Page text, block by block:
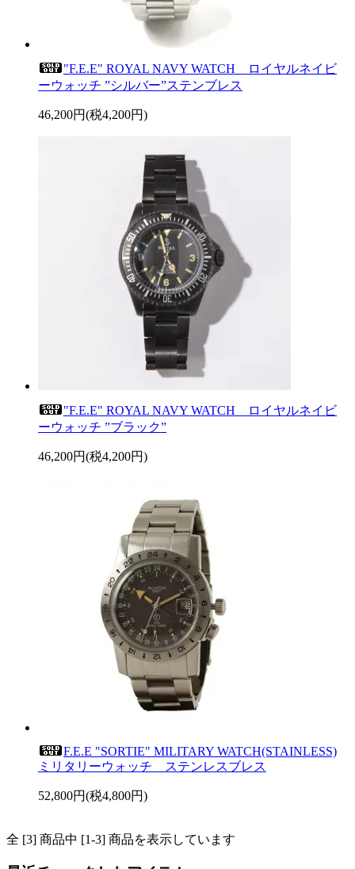
"F.E.E" ROYAL NAVY WATCH ロイヤルネイビ
ーウォッチ ”シルバー”ステンブレス
46,200円(税4,200円)
"F.E.E" ROYAL NAVY WATCH ロイヤルネイビ
ーウォッチ ”ブラック”
46,200円(税4,200円)
F.E.E "SORTIE" MILITARY WATCH(STAINLESS)
ミリタリーウォッチ ステンレスブレス
52,800円(税4,800円)
全 [3] 商品中 [1-3] 商品を表示しています